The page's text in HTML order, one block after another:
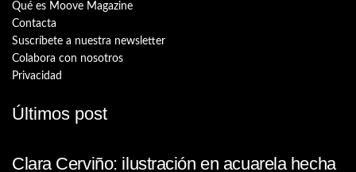
Qué es Moove Magazine
Contacta
Suscríbete a nuestra newsletter
Colabora con nosotros
Privacidad
Últimos post
Clara Cerviño: ilustración en acuarela hecha